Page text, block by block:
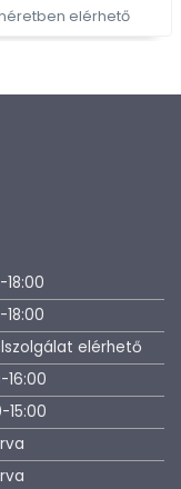
elérhető
18:00
18:00
elérhető
16:00
15:00